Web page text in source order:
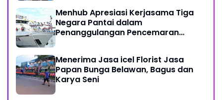
Menhub Apresiasi Kerjasama Tiga
Negara Pantai dalam
Penanggulangan Pencemaran
Menerima Jasa icel Florist Jasa
Papan Bunga Belawan, Bagus dan
Karya Seni